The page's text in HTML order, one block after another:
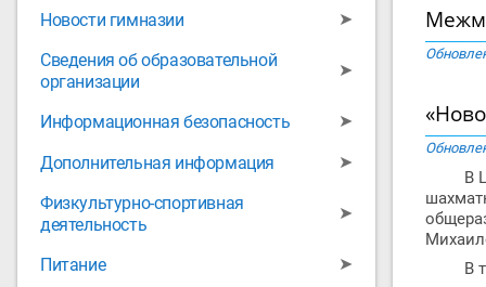
Новости гимназии
➤
Сведения об образовательной
организации
➤
Информационная безопасность ➤
Дополнительная информация
➤
Физкультурно-спортивная
деятельность
➤
Питание
➤
В
В